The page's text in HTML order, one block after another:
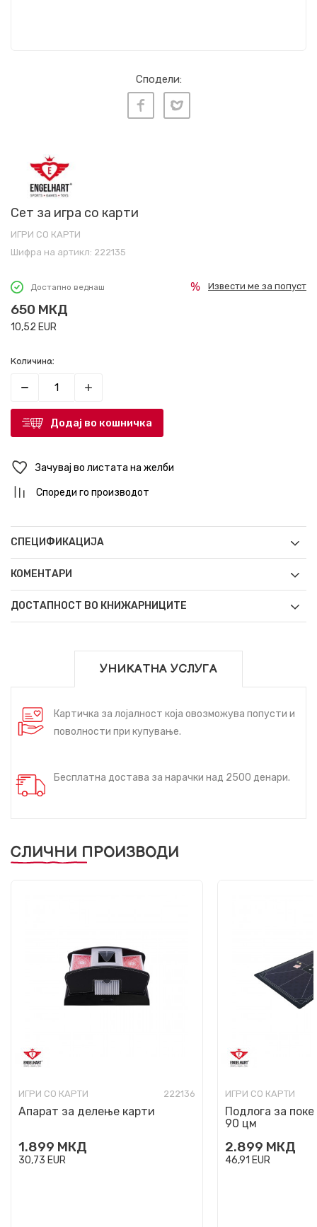
Сподели:
Сет за игра со карти
ИГРИ СО КАРТИ
Шифра на артикл: 222135
Достапно веднаш
650 МКД
10,52 EUR
Извести ме за попуст
Количина:
Додај во кошничка
Зачувај во листата на желби
Спореди го производот
СПЕЦИФИКАЦИЈА
КОМЕНТАРИ
ДОСТАПНОСТ ВО КНИЖАРНИЦИТЕ
УНИКАТНА УСЛУГА
Картичка за лојалност која овозможува попусти и
поволности при купување.
Бесплатна достава за нарачки над 2500 денари.
СЛИЧНИ ПРОИЗВОДИ
ИГРИ СО КАРТИ 222136
Апарат за делење карти
1.899 МКД
30,73 EUR
ИГРИ СО КАРТИ
Подлога за
90 цм
2.899 МКД
46,91 EUR